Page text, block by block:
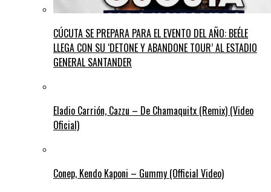
CÚCUTA SE PREPARA PARA EL EVENTO DEL AÑO: BEÉLE
LLEGA CON SU ‘DETONE Y ABANDONE TOUR’ AL ESTADIO
GENERAL SANTANDER
Eladio Carrión, Cazzu – De Chamaquitx (Remix) (Video
Oficial)
Conep, Kendo Kaponi – Gummy (Official Video)